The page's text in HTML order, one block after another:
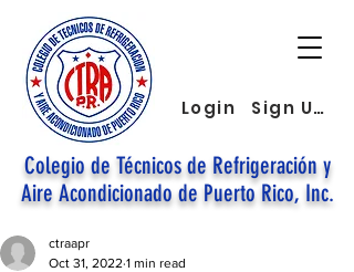
Colegio de Técnicos de Refrigeración y
Aire Acondicionado de Puerto Rico, Inc.
Login Sign Up
ctraapr
Oct 31, 2022 1 min read